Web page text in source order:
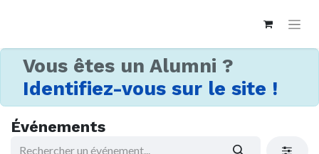
Vous êtes un Alumni ?
Identifiez-vous sur le site !
Événements